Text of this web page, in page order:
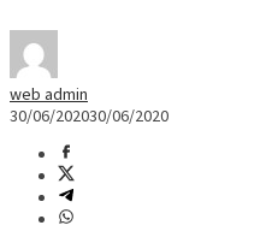
web admin
30/06/202030/06/2020